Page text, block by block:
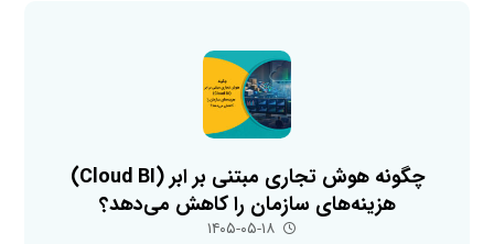
چگونه هوش تجاری مبتنی بر ابر (Cloud BI)
هزینه‌های سازمان را کاهش می‌دهد؟
۱۴۰۵-۰۵-۱۸